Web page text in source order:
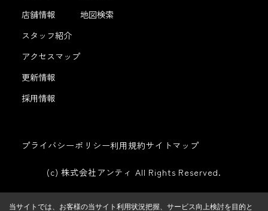
店舗情報
スタッフ紹介
アクセスマップ
更新情報
採用情報
地図検索
プライバシーポリシー利用規約サイトマップ
(c) 株式会社アンティ All Rights Reserved.
当サイトでは、お客様の当サイト利用状況把握、サービス向上検討を目的と